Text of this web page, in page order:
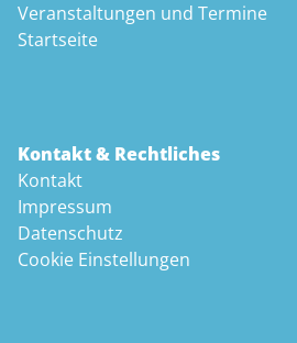
Veranstaltungen und Termine
Startseite
Kontakt & Rechtliches
Kontakt
Impressum
Datenschutz
Cookie Einstellungen